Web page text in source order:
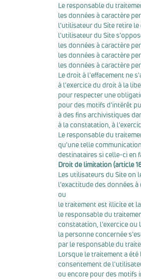
Le responsable du
les données à caractère
l'utilisateur du Site retire
l'utilisateur du Site
les données à caractère
les données à caractère
les données à caractère
Le droit à l'effacement ne
à l'exercice du droit à la
pour respecter une
pour des motifs d'intérêt
à des fins archivistiques
à la constatation, à
Le responsable du
qu'une telle
destinataires si celle-ci en
Droit de limitation (article
Les utilisateurs du Site on
l'exactitude des données
ou
le traitement est illicite et
le responsable du
constatation, l'exercice ou
la personne concernée
par le responsable du
Lorsque le traitement a
consentement de
ou encore pour des motifs